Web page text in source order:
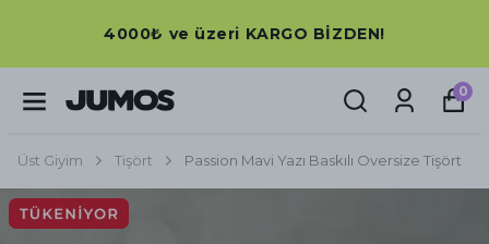
4000₺ ve üzeri KARGO BİZDEN!
0
Üst Giyim Tişört Passion Mavi Yazı Baskılı Oversize Tişört